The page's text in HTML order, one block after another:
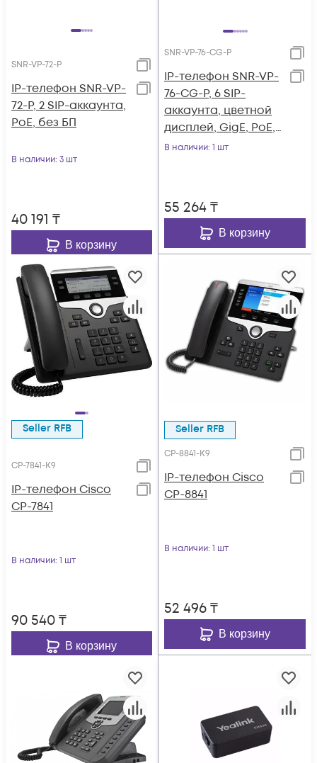
SNR-VP-72-P
IP-телефон SNR-VP-
72-P, 2 SIP-аккаунта,
PoE, без БП
В наличии: 3 шт
40 191 ₸
В корзину
SNR-VP-76-CG-P
IP-телефон SNR-VP-
76-CG-P, 6 SIP-
аккаунта, цветной
дисплей, GigE, PoE,
без БП
В наличии: 1 шт
55 264₸
В корзину
Seller RFB
CP-7841-K9
IP-телефон Cisco
CP-7841
В наличии: 1 шт
90 540₸
В корзину
Seller RFB
CP-8841-K9
IP-телефон Cisco
CP-8841
В наличии: 1 шт
52 496₸
В корзину